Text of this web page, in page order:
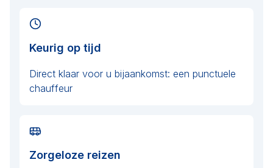
Keurig op tijd
Direct klaar voor u bijaankomst: een punctuele
chauffeur
Zorgeloze reizen